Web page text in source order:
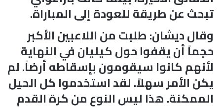
تبحث عن طريقة للعودة إلى المباراة.
وقال ديشان: طلبت من اللاعبين الأكبر
حجماً أن يقفوا حول كيليان في النهاية
لأنهم كانوا سيقومون بإسقاطه أرضاً. لم
يكن الأمر سهلاً. لقد استخدموا كل الحيل
الممكنة. هذا ليس النوع من كرة القدم